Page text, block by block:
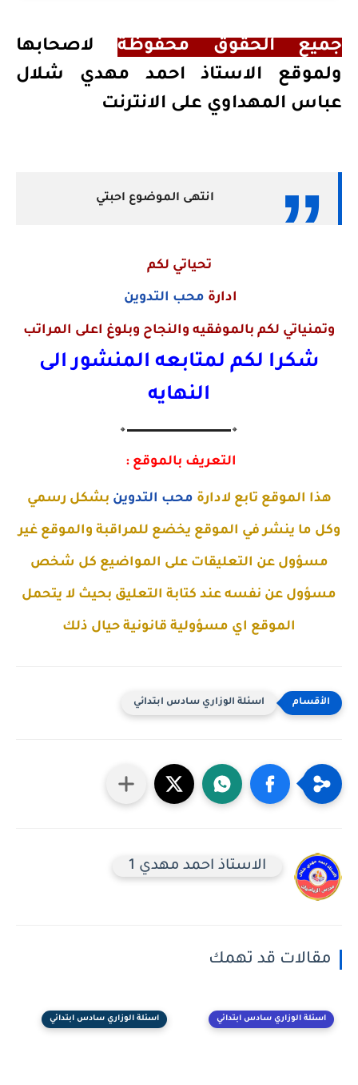
جميع الحقوق محفوظةلاصحابها
ولموقع الاستاذ احمد مهدي شلال
عباس المهداوي على الانترنت
انتهى الموضوع احبتي
تحياتي لكم
ادارة محب التدوين
وتمنياتي لكم بالموفقيه والنجاح وبلوغ اعلى المراتب
شكرا لكم لمتابعه المنشور الى
النهايه
🔸▬▬▬▬▬▬▬▬▬▬▬▬▬🔸
التعريف بالموقع :
هذا الموقع تابع لادارة محب التدوين بشكل رسمي
وكل ما ينشر في الموقع يخضع للمراقبة والموقع غير
مسؤول عن التعليقات على المواضيع كل شخص
مسؤول عن نفسه عند كتابة التعليق بحيث لا يتحمل
الموقع اي مسؤولية قانونية حيال ذلك
اسئلة الوزاري سادس ابتدائي
الاستاذ احمد مهدي 1
مقالات قد تهمك
اسئلة الوزاري سادس ابتدائي اسئلة الوزاري سادس ابتدائي